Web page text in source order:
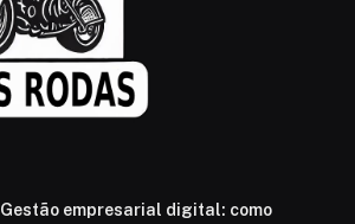
Gestão empresarial digital: como